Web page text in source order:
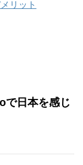
リット
日本を感じ